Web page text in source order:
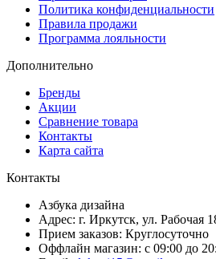
Политика конфиденциальности
Правила продажи
Программа лояльности
Дополнительно
Бренды
Акции
Сравнение товара
Контакты
Карта сайта
Контакты
Азбука дизайна
Адрес: г. Иркутск, ул.
Прием заказов: Круглосуточно
Оффлайн магазин: с 09:00 до